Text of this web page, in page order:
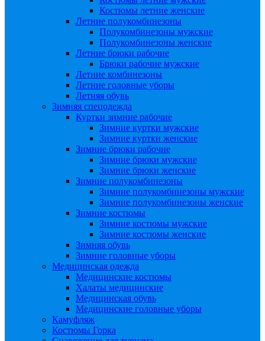
Костюмы летние женские
Летние полукомбинезоны
Полукомбинезоны мужские
Полукомбинезоны женские
Летние брюки рабочие
Брюки рабочие мужские
Летние комбинезоны
Летние головные уборы
Летняя обувь
Зимняя спецодежда
Куртки зимние рабочие
Зимние куртки мужские
Зимние куртки женские
Зимние брюки рабочие
Зимние брюки мужские
Зимние брюки женские
Зимние полукомбинезоны
Зимние полукомбинезоны мужские
Зимние полукомбинезоны женские
Зимние костюмы
Зимние костюмы мужские
Зимние костюмы женские
Зимняя обувь
Зимние головные уборы
Медицинская одежда
Медицинские костюмы
Халаты медицинские
Медицинская обувь
Медицинские головные уборы
Камуфляж
Костюмы Горка